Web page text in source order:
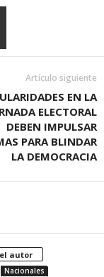
Artículo siguiente
EN LA
ELECTORAL
DEBEN IMPULSAR
PARA BLINDAR
LA DEMOCRACIA
autor
Nacionales